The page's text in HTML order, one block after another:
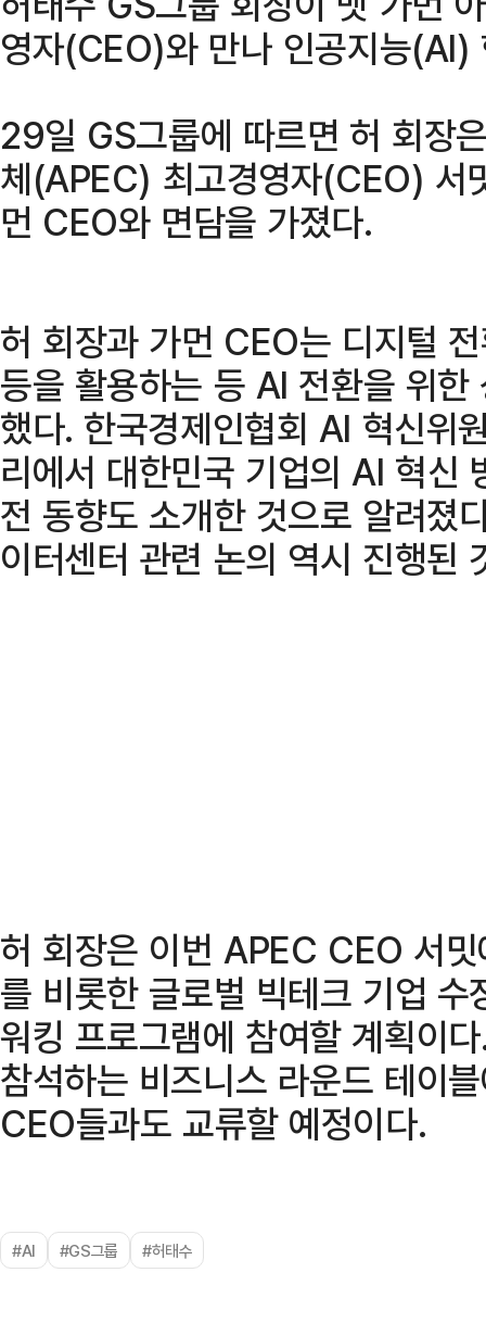
영자(CEO)와 만나 인공지능(AI)
29일 GS그룹에 따르면 허 회장
체(APEC) 최고경영자(CEO) 서
먼 CEO와 면담을 가졌다.
허 회장과 가먼 CEO는 디지털
등을 활용하는 등 AI 전환을 위
했다. 한국경제인협회 AI 혁신위
리에서 대한민국 기업의 AI 혁신
전 동향도 소개한 것으로 알려졌
이터센터 관련 논의 역시 진행된
허 회장은 이번 APEC CEO 서
를 비롯한 글로벌 빅테크 기업
워킹 프로그램에 참여할 계획이
참석하는 비즈니스 라운드 테이
CEO들과도 교류할 예정이다.
#AI #GS그룹 #허태수